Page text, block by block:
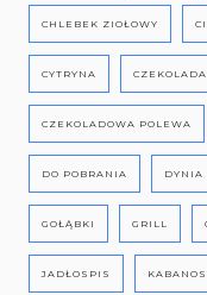
CHLEBEK ZIOŁOWY
CYTRYNA CZEKOLADA
CZEKOLADOWA POLEWA
DO POBRANIA DYNIA
GOŁĄBKI GRILL
JADŁOSPIS